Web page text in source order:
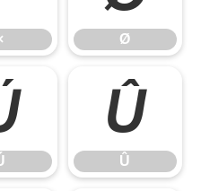
Ø
Û
Û